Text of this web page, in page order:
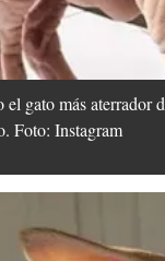
gato más aterrador
Foto: Instagram